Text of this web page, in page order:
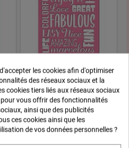
Pochoir adhésif mots
repositionnable
7,85 €
ACHETER
les cookies afin d'optimiser
des réseaux sociaux et la
cookies tiers liés aux réseaux sociaux
vous offrir des fonctionnalités
ainsi que des publicités
ces cookies ainsi que les
de vos données personnelles ?